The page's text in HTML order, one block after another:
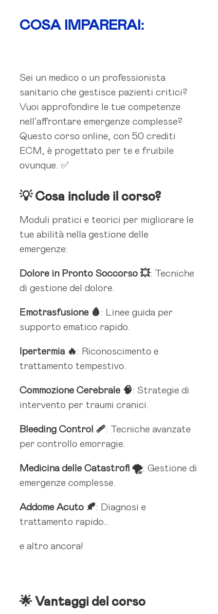
COSA IMPARERAI:
Sei un medico o un professionista
sanitario che gestisce pazienti critici?
Vuoi approfondire le tue competenze
nell’affrontare emergenze complesse?
Questo corso online, con 50 crediti
ECM, è progettato per te e fruibile
ovunque. ✅
💡Cosa include il corso?
Moduli pratici e teorici per migliorare le
tue abilità nella gestione delle
emergenze:
Dolore in Pronto Soccorso 💥: Tecniche
di gestione del dolore.
Emotrasfusione 🩸 : Linee guida per
supporto ematico rapido.
Ipertermia 🔥 : Riconoscimento e
trattamento tempestivo.
Commozione Cerebrale 🧠: Strategie di
intervento per traumi cranici.
Bleeding Control 🩹: Tecniche avanzate
per controllo emorragie.
Medicina delle Catastrofi 🌪️: Gestione di
emergenze complesse.
Addome Acuto 🍂: Diagnosi e
trattamento rapido..
e altro ancora!
🌟 Vantaggi del corso